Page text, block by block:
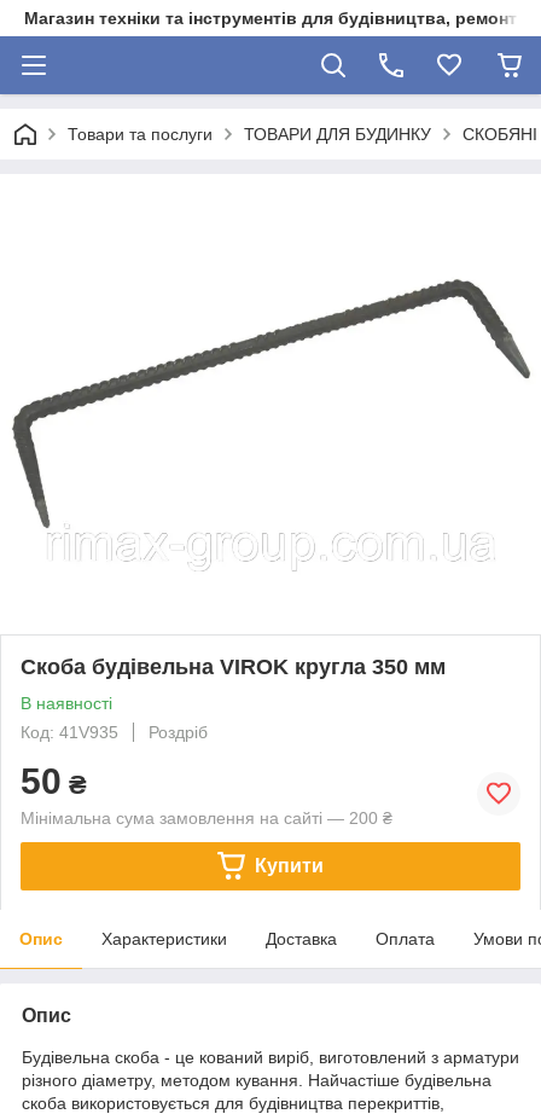
Магазин техніки та інструментів для будівництва, ремонту,
Товари та послуги ТОВАРИ ДЛЯ БУДИНКУ
Скоба будівельна VIROK кругла 350 мм
В наявності
Код: 41V935
Роздріб
50 ₴
Мінімальна сума замовлення на сайті — 200 ₴
Купити
Опис Характеристики Доставка Оплата Умови
Опис
Будівельна скоба - це кований виріб, виготовлений з арматури
різного діаметру, методом кування. Найчастіше будівельна
скоба використовується для будівництва перекриттів,